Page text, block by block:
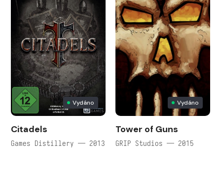
Vydáno
Citadels
Games Distillery — 2013
Vydáno
Tower of Guns
GRIP Studios — 2015